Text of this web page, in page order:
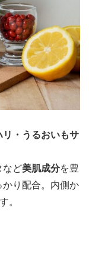
・うるおいもサ
など美肌成分を豊
り配合。内側か
。